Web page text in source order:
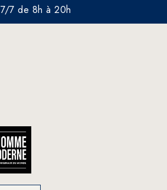
7/7 de 8h à 20h